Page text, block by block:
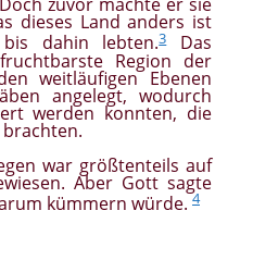
zuvor machte er sie
dieses Land anders ist
dahin lebten.3Das
Region der
weitläufigen Ebenen
angelegt, wodurch
werden konnten, die
war größtenteils auf
Aber Gott sagte
kümmern würde. 4